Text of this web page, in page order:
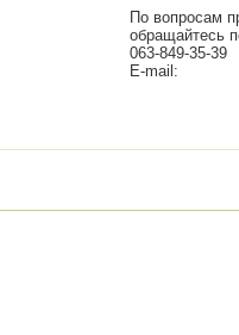
По вопросам
обращайтесь
063-849-35-39
E-mail: